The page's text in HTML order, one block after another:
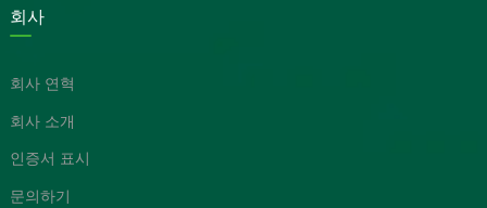
회사
회사 연혁
회사 소개
인증서 표시
문의하기